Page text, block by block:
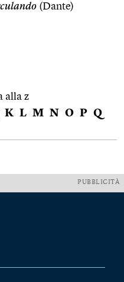
(Dante)
alla z
K L M N O P Q
PUBBLICITÀ